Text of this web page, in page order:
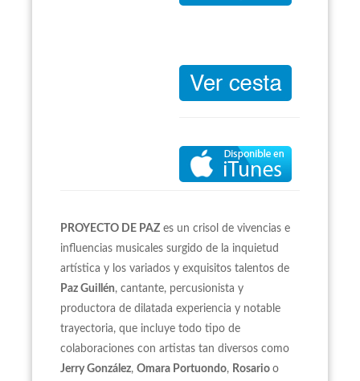
PROYECTO DE PAZ es un crisol de vivencias e
influencias musicales surgido de la inquietud
artística y los variados y exquisitos talentos de
Paz Guillén, cantante, percusionista y
productora de dilatada experiencia y notable
trayectoria, que incluye todo tipo de
colaboraciones con artistas tan diversos como
Jerry González, Omara Portuondo, Rosario o